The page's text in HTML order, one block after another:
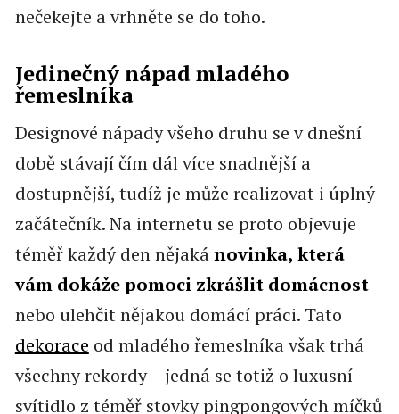
nečekejte a vrhněte se do toho.
Jedinečný nápad mladého
řemeslníka
Designové nápady všeho druhu se v dnešní
době stávají čím dál více snadnější a
dostupnější, tudíž je může realizovat i úplný
začátečník. Na internetu se proto objevuje
téměř každý den nějakánovinka, která
vám dokáže pomoci zkrášlit domácnost
nebo ulehčit nějakou domácí práci. Tato
dekorace od mladého řemeslníka však trhá
všechny rekordy – jedná se totiž o luxusní
svítidlo z téměř stovky pingpongových míčků